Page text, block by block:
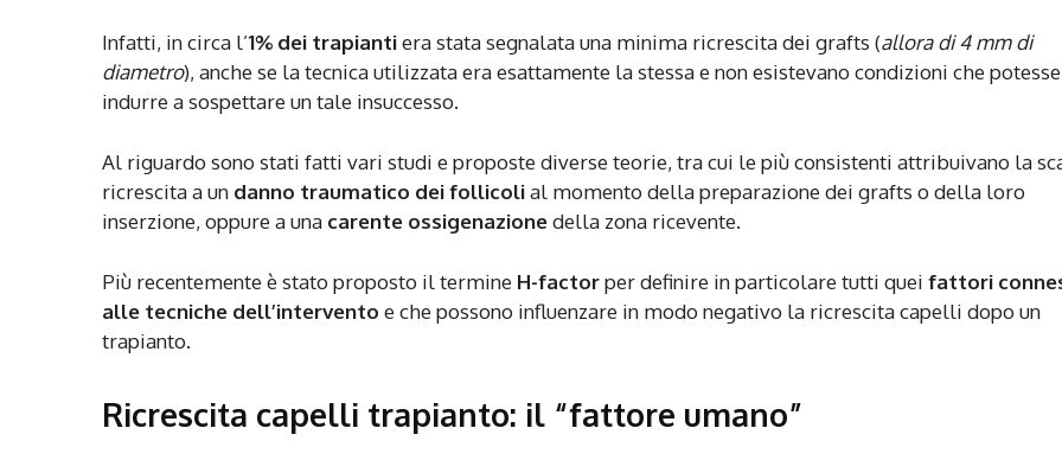
Infatti, in circa l’1% dei trapiantiera stata segnalata una minima ricrescita dei grafts (allora di 4 mm di
diametro), anche se la tecnica utilizzata era esattamente la stessa e non esistevano condizioni che
indurre a sospettare un tale insuccesso.
Al riguardo sono stati fatti vari studi e proposte diverse teorie, tra cui le più consistenti attribuivano la
ricrescita a un danno traumatico dei follicolial momento della preparazione dei grafts o della loro
inserzione, oppure a una carente ossigenazionedella zona ricevente.
Più recentemente è stato proposto il termine H-factorper definire in particolare tutti quei fattori
alle tecniche dell’intervento e che possono influenzare in modo negativo la ricrescita capelli dopo un
trapianto.
Ricrescita capelli trapianto: il “fattore umano”